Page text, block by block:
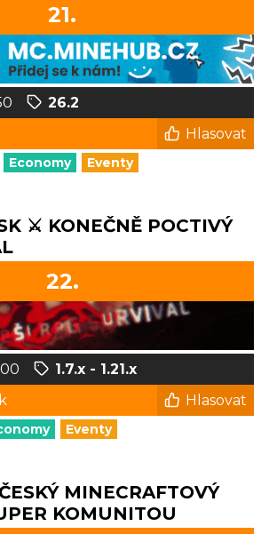
21.
26.2
Hlasovat
Economy Eventy
⚔️ KONEČNĚ POCTIVÝ
22.
1.7.x - 1.21.x
Hlasovat
Eventy
MINECRAFTOVÝ
KOMUNITOU